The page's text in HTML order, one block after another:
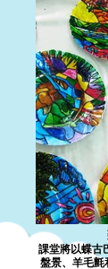
課堂將以蝶古
盤景、羊毛氈